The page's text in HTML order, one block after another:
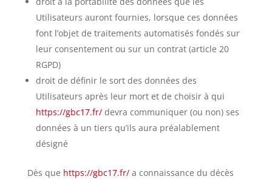
Utilisateurs auront fournies, lorsque ces données
font l’objet de traitements automatisés fondés sur
leur consentement ou sur un contrat (article 20
RGPD)
droit de définir le sort des données des
Utilisateurs après leur mort et de choisir à qui
https://gbc17.fr/devra communiquer (ou non) ses
données à un tiers qu’ils aura préalablement
désigné
Dès que https://gbc17.fr/a connaissance du décès